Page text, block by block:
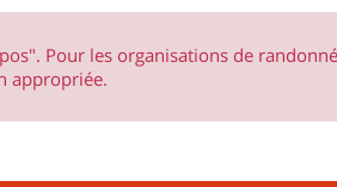
Pour les organisations de
appropriée.